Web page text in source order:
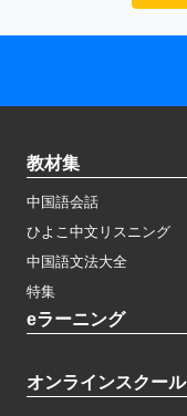
教材集
中国語会話
ひよこ中文リスニング
中国語文法大全
特集
eラーニング
オンラインスクール